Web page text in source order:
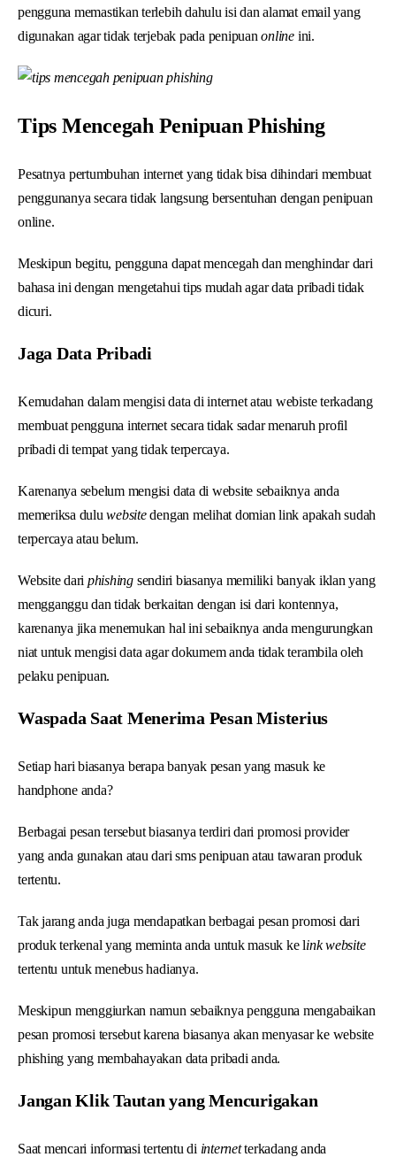
pengguna memastikan terlebih dahulu isi dan alamat email yang
digunakan agar tidak terjebak pada penipuanonline ini.
Tips Mencegah Penipuan Phishing
Pesatnya pertumbuhan internet yang tidak bisa dihindari membuat
penggunanya secara tidak langsung bersentuhan dengan penipuan
online.
Meskipun begitu, pengguna dapat mencegah dan menghindar dari
bahasa ini dengan mengetahui tips mudah agar data pribadi tidak
dicuri.
Jaga Data Pribadi
Kemudahan dalam mengisi data di internet atau webiste terkadang
membuat pengguna internet secara tidak sadar menaruh profil
pribadi di tempat yang tidak terpercaya.
Karenanya sebelum mengisi data di website sebaiknya anda
memeriksa dulu websitedengan melihat domian link apakah sudah
terpercaya atau belum.
Website dari phishingsendiri biasanya memiliki banyak iklan yang
mengganggu dan tidak berkaitan dengan isi dari kontennya,
karenanya jika menemukan hal ini sebaiknya anda mengurungkan
niat untuk mengisi data agar dokumem anda tidak terambila oleh
pelaku penipuan.
Waspada Saat Menerima Pesan Misterius
Setiap hari biasanya berapa banyak pesan yang masuk ke
handphone anda?
Berbagai pesan tersebut biasanya terdiri dari promosi provider
yang anda gunakan atau dari sms penipuan atau tawaran produk
tertentu.
Tak jarang anda juga mendapatkan berbagai pesan promosi dari
produk terkenal yang meminta anda untuk masuk ke link website
tertentu untuk menebus hadianya.
Meskipun menggiurkan namun sebaiknya pengguna mengabaikan
pesan promosi tersebut karena biasanya akan menyasar ke website
phishing yang membahayakan data pribadi anda.
Jangan Klik Tautan yang Mencurigakan
Saat mencari informasi tertentu di internetterkadang anda